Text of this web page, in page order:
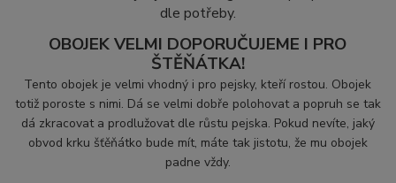
dle potřeby.
OBOJEK VELMI DOPORUČUJEME I PRO
ŠTĚŇÁTKA!
Tento obojek je velmi vhodný i pro pejsky, kteří rostou. Obojek
totiž poroste s nimi. Dá se velmi dobře polohovat a popruh se tak
dá zkracovat a prodlužovat dle růstu pejska. Pokud nevíte, jaký
obvod krku šťěňátko bude mít, máte tak jistotu, že mu obojek
padne vždy.